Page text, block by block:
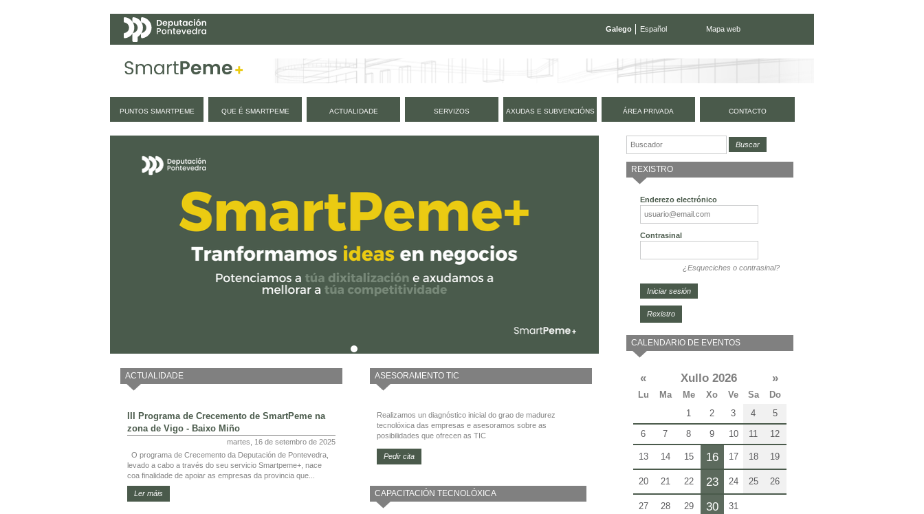
Galego Español Mapa web
PUNTOS SMARTPEME QUE É SMARTPEME ACTUALIDADE SERVIZOS AXUDAS E SUBVENCIÓNS ÁREA PRIVADA CONTACTO
ACTUALIDADE
III Programa de Crecemento de SmartPeme na
zona de Vigo - Baixo Miño
martes, 16 de setembro de 2025
O programa de Crecemento da Deputación de Pontevedra,
levado a cabo a través do seu servicio Smartpeme+, nace
coa finalidade de apoiar as empresas da provincia que...
Ler máis
ASESORAMENTO TIC
Realizamos un diagnóstico inicial do grao de madurez
tecnolóxica das empresas e asesoramos sobre as
posibilidades que ofrecen as TIC
Pedir cita
CAPACITACIÓN TECNOLÓXICA
REXISTRO
Enderezo electrónico
Contrasinal
¿Esqueciches o contrasinal?
Rexistro
CALENDARIO DE EVENTOS
« Xullo 2026 »
Lu Ma Me Xo Ve Sa
Do
1
2 3 4
5
6
7 8 9 10 11 12
13 14 15 16 17 18 19
20 21 22 23 24 25 26
27 28 29 30 31